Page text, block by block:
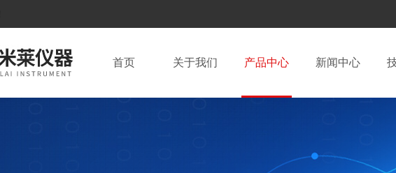
首页 关于我们 产品中心 新闻中心